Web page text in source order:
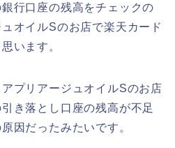
行口座の残高をチェックの
オイルSのお店で楽天カード
います。
プリアージュオイルSのお店
き落とし口座の残高が不足
因だったみたいです。